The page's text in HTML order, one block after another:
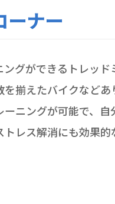
ーナー
ングができるトレッ
揃えたバイクなどあ
ニングが可能で、
レス解消にも効果的